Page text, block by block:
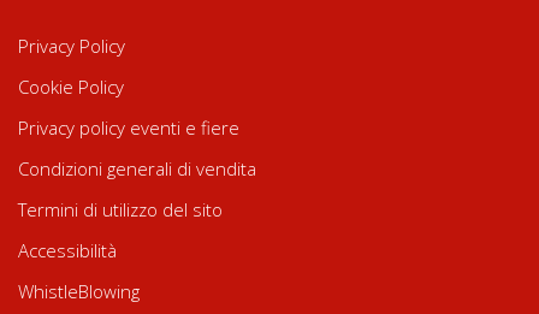
Privacy Policy
Cookie Policy
Privacy policy eventi e fiere
Condizioni generali di vendita
Termini di utilizzo del sito
Accessibilità
WhistleBlowing